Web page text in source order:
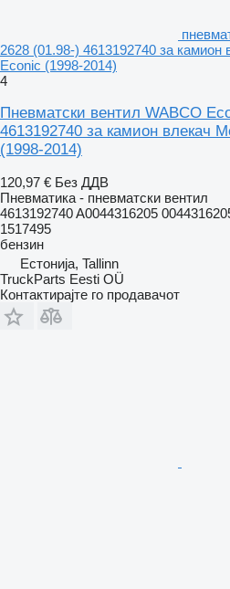
2628 (01.98-) 4613192740 за камион
Econic (1998-2014)
4
Пневматски вентил WABCO
4613192740 за камион влекач
(1998-2014)
120,97 € Без ДДВ
Пневматика - пневматски вентил
4613192740 A0044316205
1517495
бензин
Естонија, Tallinn
TruckParts Eesti OÜ
Контактирајте го продавачот